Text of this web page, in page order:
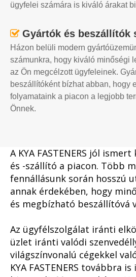
ügyfelei számára is kiváló árakat
 Gyártók és beszállítók
Házon belüli modern
számunkra, hogy kiváló minőségi
az Ön megcélzott ügyfeleinek.
beszállítóként bízhat abban, hogy
folyamataink a piacon a legjobb
Önnek.
A KYA FASTENERS jól
és -szállító a piacon. Több
fennállásunk során hosszú
annak érdekében, hogy
és megbízható beszállítóvá
Az ügyfélszolgálat iránti
üzlet iránti valódi
világszínvonalú cégekkel
KYA FASTENERS továbbra